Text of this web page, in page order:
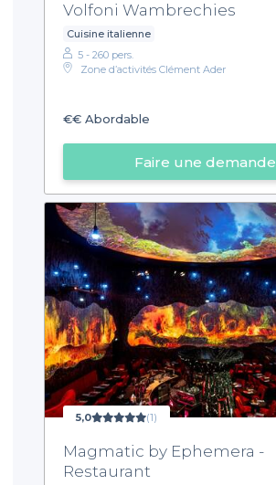
Volfoni Wambrechies
Cuisine italienne
5 - 260 pers.
Zone d’activités Clément Ader
€€ Abordable
Faire une demande
5,0 (1)
Magmatic by Ephemera -
Restaurant